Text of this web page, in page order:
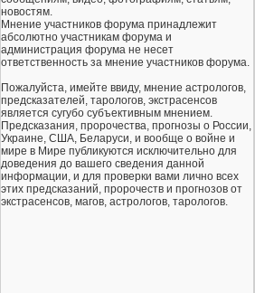
новостям.
Мнение участников форума принадлежит
абсолютно участникам форума и
администрация форума не несет
ответственность за мнение участников форума.
Пожалуйста, имейте ввиду, мнение астрологов,
предсказателей, тарологов, экстрасенсов
является сугубо субъективным мнением.
Предсказания, пророчества, прогнозы о России,
Украине, США, Беларуси, и вообще о войне и
мире в Мире публикуются исключительно для
доведения до вашего сведения данной
информации, и для проверки вами лично всех
этих предсказаний, пророчеств и прогнозов от
экстрасенсов, магов, астрологов, тарологов.